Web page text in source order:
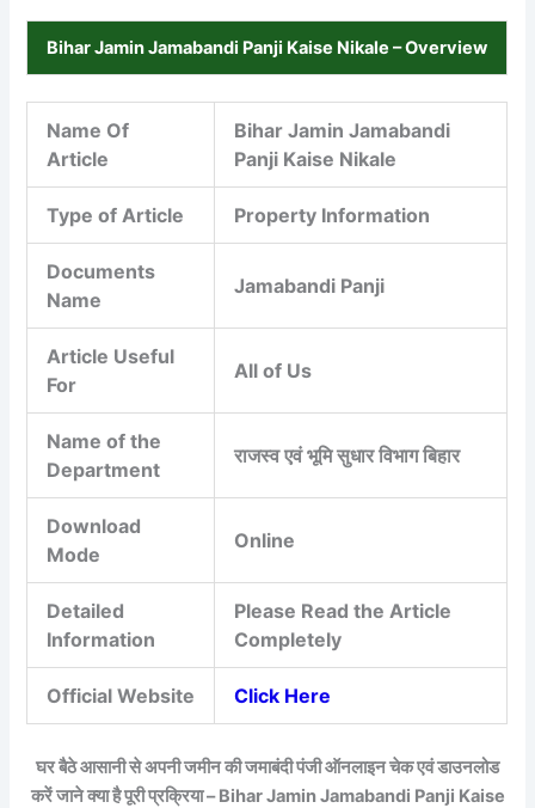
Bihar Jamin Jamabandi Panji Kaise Nikale – Overview
Name Of
Article
Bihar Jamin Jamabandi
Panji Kaise Nikale
Type of Article Property Information
Documents
Name
Jamabandi Panji
Article Useful
For
All of Us
Name of the
Department
राजस्व एवं भूमि सुधार विभाग बिहार
Download
Mode
Online
Detailed
Information
Please Read the Article
Completely
Official Website Click Here
घर बैठे आसानी से अपनी जमीन की जमाबंदी पंजी ऑनलाइन चेक एवं डाउनलोड
करें जाने क्या है पूरी प्रक्रिया – Bihar Jamin Jamabandi Panji Kaise